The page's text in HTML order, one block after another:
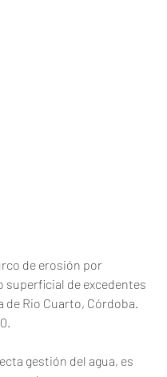
de erosión por
superficial de excedentes
de Rio Cuarto, Córdoba.
gestión del agua, es